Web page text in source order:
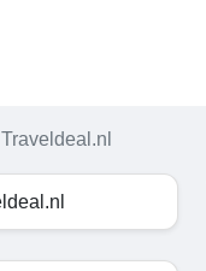
Traveldeal.nl